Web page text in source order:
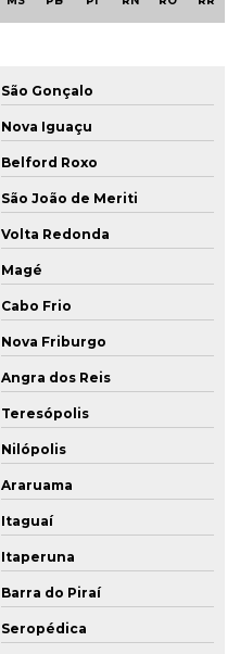
São Gonçalo
Nova Iguaçu
Belford Roxo
São João de Meriti
Volta Redonda
Magé
Cabo Frio
Nova Friburgo
Angra dos Reis
Teresópolis
Nilópolis
Araruama
Itaguaí
Itaperuna
Barra do Piraí
Seropédica